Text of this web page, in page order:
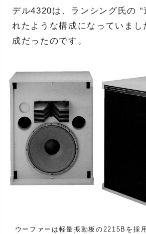
デル4320は、ランシング氏の “
れたような構成になっていま
成だったのです。
ウーファーは軽量振動板の2215Bを採